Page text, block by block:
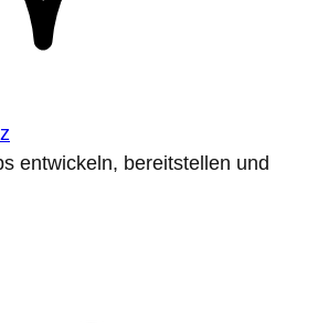
entwickeln, bereitstellen und